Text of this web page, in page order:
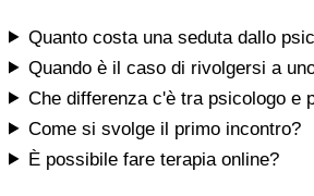
Quanto costa una seduta dallo
Quando è il caso di rivolgersi a
Che differenza c'è tra psicologo e
Come si svolge il primo incontro?
È possibile fare terapia online?